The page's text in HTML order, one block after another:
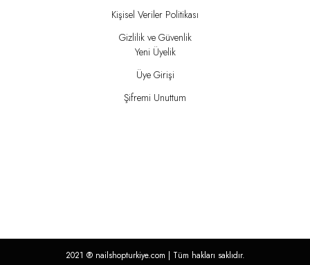
Kişisel Veriler Politikası
Gizlilik ve Güvenlik
Yeni Üyelik
Üye Girişi
Şifremi Unuttum
2021 ®nailshopturkiye.com | Tüm hakları saklıdır.